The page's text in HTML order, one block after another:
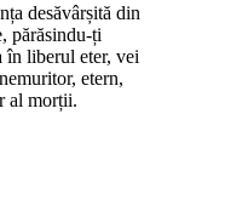
desăvârșită din
părăsindu-ți
în liberul eter, vei
etern,
al morții.